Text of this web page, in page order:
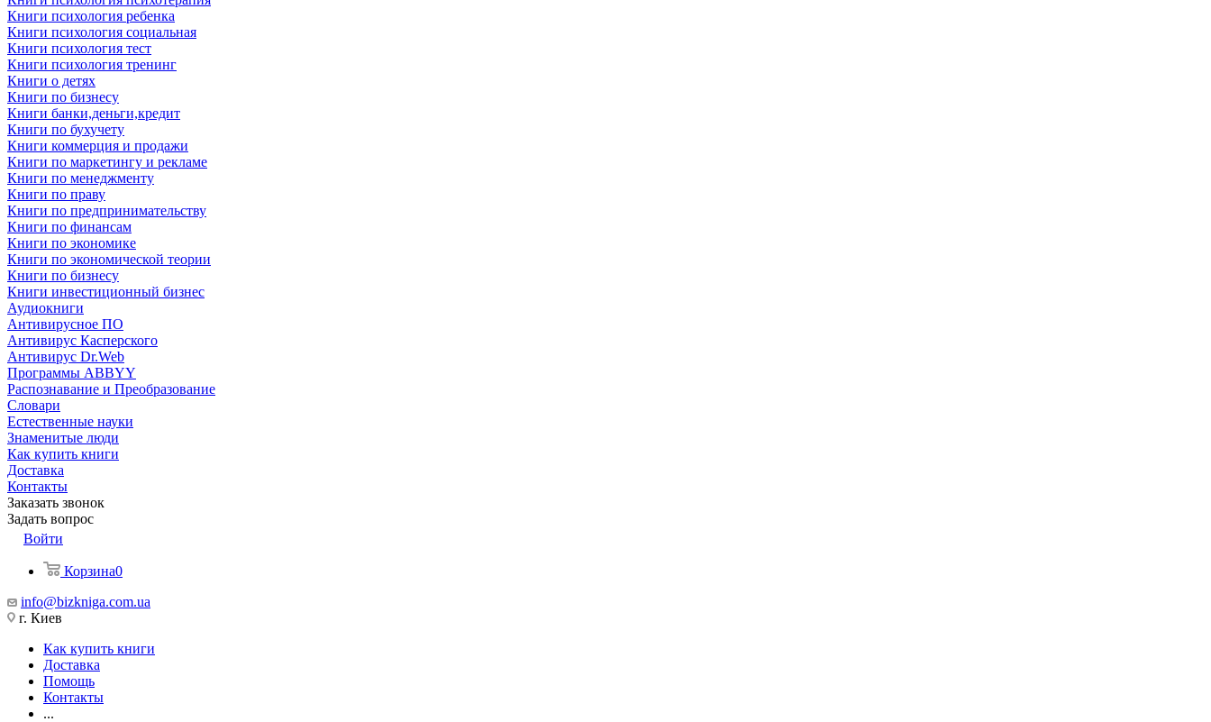
Книги психология ребенка
Книги психология социальная
Книги психология тест
Книги психология тренинг
Книги о детях
Книги по бизнесу
Книги банки,деньги,кредит
Книги по бухучету
Книги коммерция и продажи
Книги по маркетингу и рекламе
Книги по менеджменту
Книги по праву
Книги по предпринимательству
Книги по финансам
Книги по экономике
Книги по экономической теории
Книги по бизнесу
Книги инвестиционный бизнес
Аудиокниги
Антивирусное ПО
Антивирус Касперского
Антивирус Dr.Web
Программы ABBYY
Распознавание и Преобразование
Словари
Естественные науки
Знаменитые люди
Как купить книги
Доставка
Контакты
Заказать звонок
Задать вопрос
Войти
Корзина0
info@bizkniga.com.ua
г. Киев
Как купить книги
Доставка
Помощь
Контакты
...